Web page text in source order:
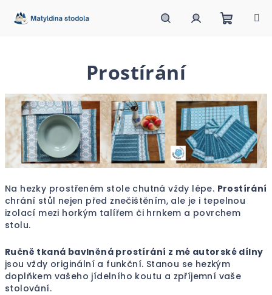
Prostírání
Na hezky prostřeném stole chutná vždy lépe. Prostírání
chrání stůl nejen před znečištěním, ale je i tepelnou
izolací mezi horkým talířem či hrnkem a povrchem
stolu.
Ručně tkaná bavlněná prostírání z mé autorské dílny
jsou vždy originální a funkční. Stanou se hezkým
doplňkem vašeho jídelního koutu a zpříjemní vaše
stolování.